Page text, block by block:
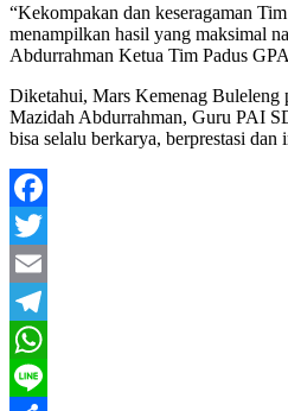
“Kekompakan dan keseragaman
menampilkan hasil yang maksimal
Abdurrahman Ketua Tim Padus
Diketahui, Mars Kemenag Buleleng
Mazidah Abdurrahman, Guru PAI
bisa selalu berkarya, berprestasi dan
Facebook
Twitter
Email
Telegram
WhatsApp